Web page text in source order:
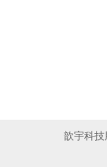
歆宇科